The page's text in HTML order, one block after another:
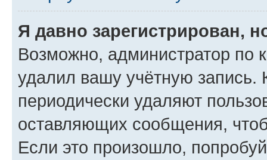
Я давно зарегистрирован,
Возможно, администратор по
удалил вашу учётную запись.
периодически удаляют
оставляющих сообщения,
Если это произошло,